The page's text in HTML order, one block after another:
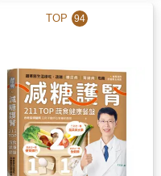
TOP 94